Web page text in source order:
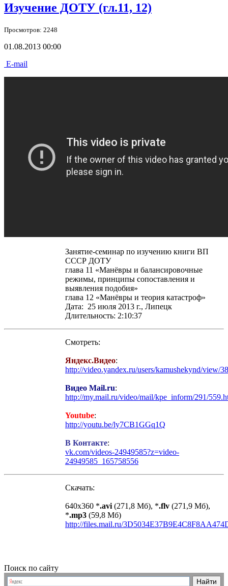
Изучение ДОТУ (гл.11, 12)
Просмотров: 2248
01.08.2013 00:00
E-mail
Занятие-семинар по изучению книги ВП
СССР ДОТУ
глава 11 «Манёвры и балансировочные
режимы, принципы сопоставления и
выявления подобия»
глава 12 «Манёвры и теория катастроф»
Дата: 25 июля 2013 г., Липецк
Длительность: 2:10:37
Смотреть:
Яндекс.Видео:
http://video.yandex.ru/users/kamushekynd/view/
Видео Mail.ru:
http://my.mail.ru/video/mail/kpe_inform/291/
Youtube:
http://youtu.be/ly7CB1GGq1Q
В Контакте:
vk.com/videos-24949585?z=video-
24949585_165758556
Скачать:
640х360 *.avi (271,8 Мб), *.flv (271,9 Мб),
*.mp3 (59,8 Мб)
http://files.mail.ru/
Поиск по сайту